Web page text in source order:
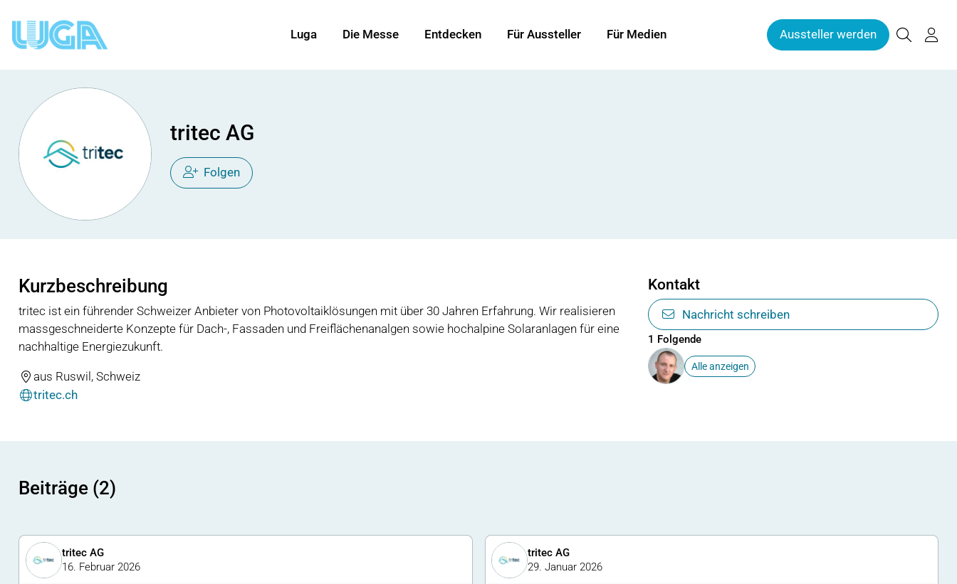
Luga Die Messe Entdecken Für Aussteller Für Medien Aussteller werden
tritec AG
Folgen
Kurzbeschreibung
tritec ist ein führender Schweizer Anbieter von Photovoltaiklösungen mit über 30 Jahren Erfahrung. Wir realisieren
massgeschneiderte Konzepte für Dach-, Fassaden und Freiflächenanalgen sowie hochalpine Solaranlagen für eine
nachhaltige Energiezukunft.
aus Ruswil, Schweiz
tritec.ch
Kontakt
Nachricht schreiben
1 Folgende
Alle anzeigen
Beiträge (2)
tritec AG
16. Februar 2026
tritec AG
29. Januar 2026